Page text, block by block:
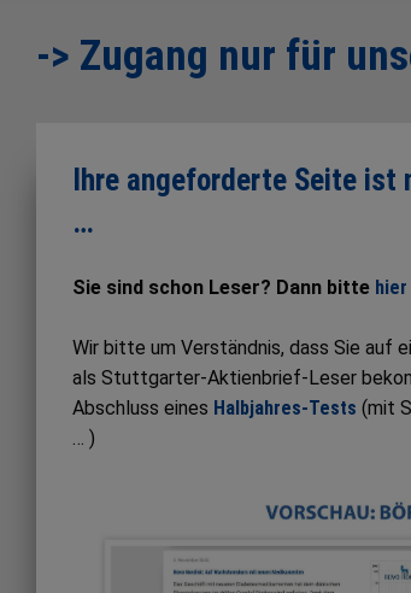
-> Zugang nur für
Ihre angeforderte Seite
…
Sie sind schon Leser? Dann bitte
Wir bitte um Verständnis, dass Sie auf
als Stuttgarter-Aktienbrief-Leser
Abschluss eines Halbjahres-Tests (mit
… )